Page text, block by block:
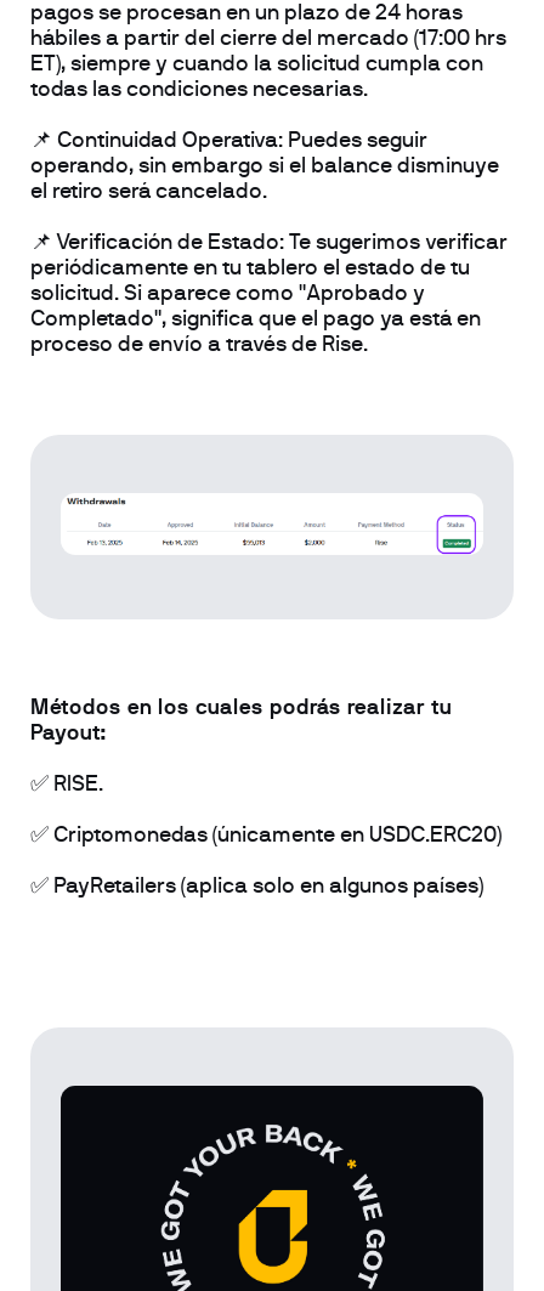
pagos se procesan en un plazo de 24 horas
hábiles a partir del cierre del mercado (17:00 hrs
ET), siempre y cuando la solicitud cumpla con
todas las condiciones necesarias.
📌 Continuidad Operativa: Puedes seguir
operando, sin embargo si el balance disminuye
el retiro será cancelado.
📌 Verificación de Estado: Te sugerimos verificar
periódicamente en tu tablero el estado de tu
solicitud. Si aparece como "Aprobado y
Completado", significa que el pago ya está en
proceso de envío a través de Rise.
Métodos en los cuales podrás realizar tu
Payout:
✅ RISE.
✅ Criptomonedas (únicamente en USDC.ERC20)
✅ PayRetailers (aplica solo en algunos países)